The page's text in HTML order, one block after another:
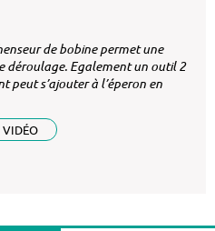
de bobine permet une
déroulage. Egalement un outil 2
peut s’ajouter à l’éperon en
VIDÉO